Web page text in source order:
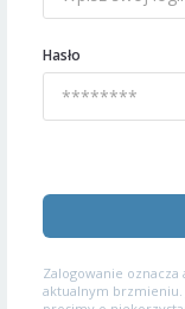
Hasło
Zalogowanie oznacza
aktualnym brzmieniu.